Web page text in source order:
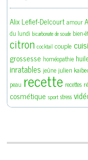
Alix Lefief-Delcourt amour
du lundi bicarbonate de soude bien-
citron cocktail couple
grossesse homéopathie
inratables jeûne julien
peau recette recettes
cosmétique sport stress